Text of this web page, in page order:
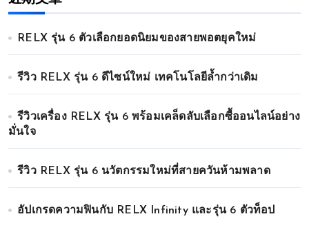
RELX รุ่น 6 ตัวเลือกยอดนิยมของสายพอตยุคใหม่
รีวิว RELX รุ่น 6 ดีไซน์ใหม่ เทคโนโลยีล้ำกว่าเดิม
รีวิวเครื่อง RELX รุ่น 6 พร้อมเคล็ดลับเลือกซื้ออนไลน์อย่าง
มั่นใจ
รีวิว RELX รุ่น 6 นวัตกรรมใหม่ที่สายควันห้ามพลาด
อัปเกรดความฟินกับ RELX Infinity และรุ่น 6 ตัวท็อป